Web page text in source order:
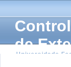
de
Universidade